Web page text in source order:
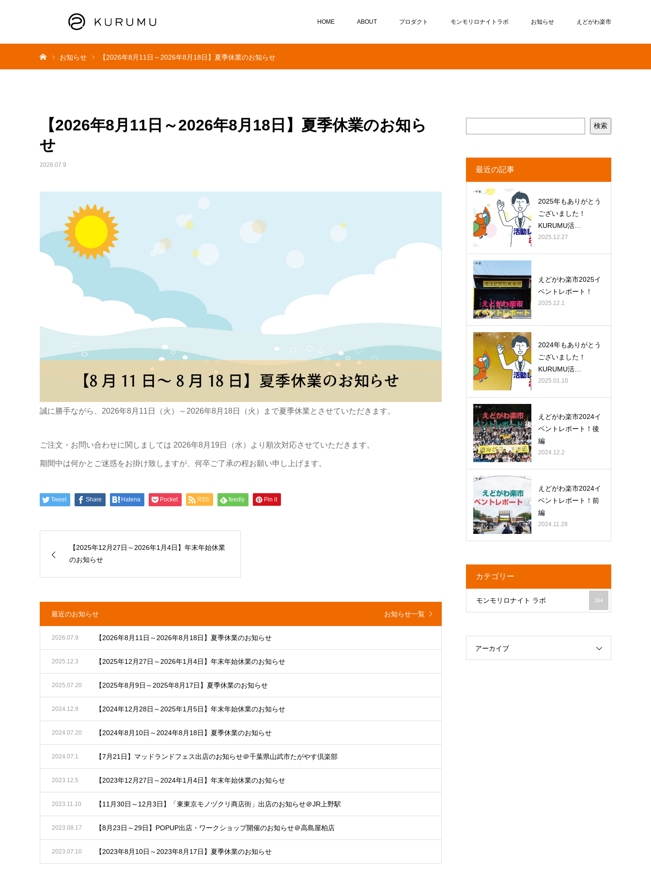
HOME ABOUT プロダクト モンモリロナイトラボ お知らせ えどがわ楽市
お知らせ 【2026年8月11日～2026年8月18日】夏季休業のお知らせ
【2026年8月11日～2026年8月18日】夏季休業のお知ら
せ
2026.07.9
誠に勝手ながら、2026年8月11日（火）～2026年8月18日（火）まで夏季休業とさせていただきます。
ご注文・お問い合わせに関しましては 2026年8月19日（水）より順次対応させていただきます。
期間中は何かとご迷惑をお掛け致しますが、何卒ご了承の程お願い申し上げます。
Tweet Share Hatena Pocket RSS feedly Pin it
【2025年12月27日～2026年1月4日】年末年始休業
のお知らせ
最近のお知らせ お知らせ一覧
【2026年8月11日～2026年8月18日】夏季休業のお知らせ
2026.07.9
【2025年12月27日～2026年1月4日】年末年始休業のお知らせ
2025.12.3
【2025年8月9日～2025年8月17日】夏季休業のお知らせ
2025.07.20
【2024年12月28日～2025年1月5日】年末年始休業のお知らせ
2024.12.9
【2024年8月10日～2024年8月18日】夏季休業のお知らせ
2024.07.20
【7月21日】マッドランドフェス出店のお知らせ＠千葉県山武市たがやす倶楽部
2024.07.1
【2023年12月27日～2024年1月4日】年末年始休業のお知らせ
2023.12.5
【11月30日～12月3日】「東東京モノヅクリ商店街」出店のお知らせ＠JR上野駅
2023.11.10
【8月23日～29日】POPUP出店・ワークショップ開催のお知らせ＠高島屋柏店
2023.08.17
【2023年8月10日～2023年8月17日】夏季休業のお知らせ
2023.07.10
検索
最近の記事
2025年もありがとう
ございました！
KURUMU活…
2025.12.27
えどがわ楽市2025イ
ベントレポート！
2025.12.1
2024年もありがとう
ございました！
KURUMU活…
2025.01.10
えどがわ楽市2024イ
ベントレポート！後
編
2024.12.2
えどがわ楽市2024イ
ベントレポート！前
編
2024.11.28
カテゴリー
モンモリロナイト ラボ 364
アーカイブ